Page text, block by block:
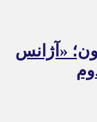
«آژانس